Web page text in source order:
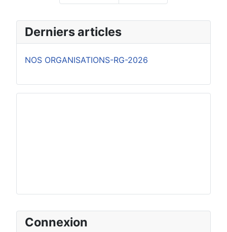
Connexion
Derniers articles
NOS ORGANISATIONS-RG-2026